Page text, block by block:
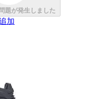
問題が発生しました
加